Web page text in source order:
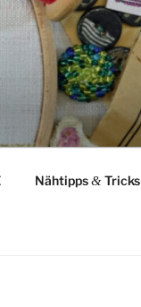
Nähtipps&Tricks